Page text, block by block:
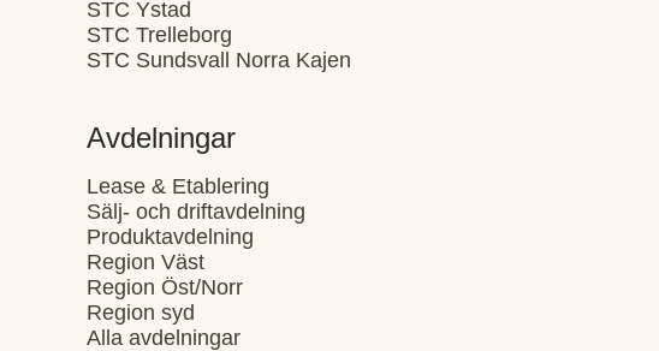
STC Ystad
STC Trelleborg
STC Sundsvall Norra Kajen
Avdelningar
Lease & Etablering
Sälj- och driftavdelning
Produktavdelning
Region Väst
Region Öst/Norr
Region syd
Alla avdelningar